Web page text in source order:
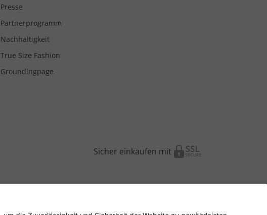
Presse
Partnerprogramm
Nachhaltigkeit
True Size Fashion
Groundingpage
Sicher einkaufen mit